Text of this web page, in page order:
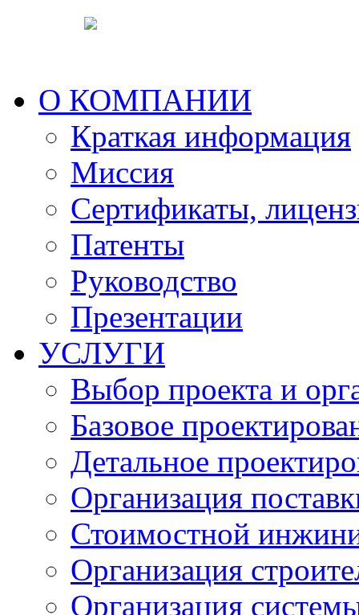
О КОМПАНИИ
Краткая информация
Миссия
Сертификаты,
Патенты
Руководство
Презентации
УСЛУГИ
Выбор проекта и
Базовое
Детальное
Организация
Стоимостной
Организация
Организация